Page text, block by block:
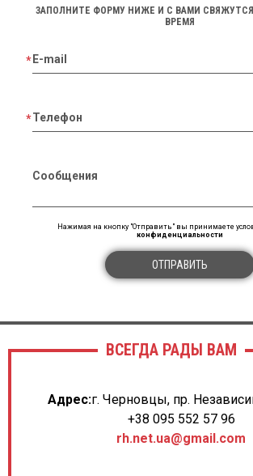
ЗАПОЛНИТЕ ФОРМУ НИЖЕ И С ВАМИ
ВРЕМЯ
E-mail
Телефон
Сообщения
Нажимая на кнопку "Отправить" вы принимаете
конфиденциальности
ОТПРАВИТЬ
ВСЕГДА РАДЫ ВАМ
Адрес:г. Черновцы, пр.
+38 095 552 57 96
rh.net.ua@gmail.com